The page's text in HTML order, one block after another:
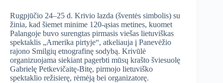
Rugpjūčio 24–25 d. Krivio lazda (šventės simbolis) su
žinia, kad šiemet minime 120-ąsias metines, kuomet
Palangoje buvo surengtas pirmasis viešas lietuviškas
spektaklis „Amerika pirtyje“, atkeliauja į Panevėžio
rajono Smilgių etnografinę sodybą. Krivūlė
organizuojama siekiant pagerbti mūsų krašto šviesuolę
Gabrielę Petkevičaitę-Bitę, pirmojo lietuviško
spektaklio režisierę, rėmėją bei organizatorę.